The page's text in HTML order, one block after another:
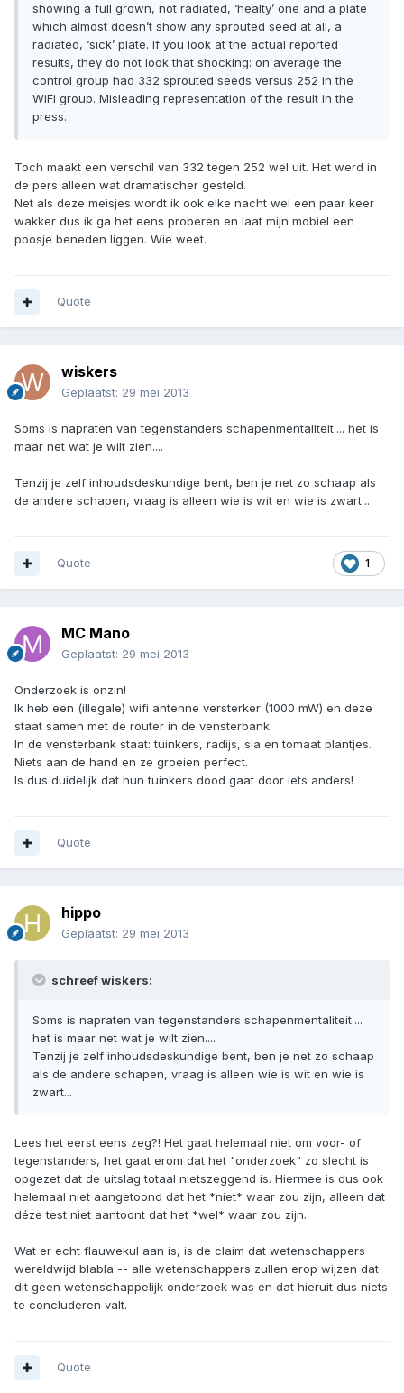
showing a full grown, not radiated, ‘healty’ one and a plate
which almost doesn’t show any sprouted seed at all, a
radiated, ‘sick’ plate. If you look at the actual reported
results, they do not look that shocking: on average the
control group had 332 sprouted seeds versus 252 in the
WiFi group. Misleading representation of the result in the
press.
Toch maakt een verschil van 332 tegen 252 wel uit. Het werd in
de pers alleen wat dramatischer gesteld.
Net als deze meisjes wordt ik ook elke nacht wel een paar keer
wakker dus ik ga het eens proberen en laat mijn mobiel een
poosje beneden liggen. Wie weet.
Quote
wiskers
Geplaatst: 29 mei 2013
Soms is napraten van tegenstanders schapenmentaliteit.... het is
maar net wat je wilt zien....
Tenzij je zelf inhoudsdeskundige bent, ben je net zo schaap als
de andere schapen, vraag is alleen wie is wit en wie is zwart...
1
Quote
MC Mano
Geplaatst: 29 mei 2013
Onderzoek is onzin!
Ik heb een (illegale) wifi antenne versterker (1000 mW) en deze
staat samen met de router in de vensterbank.
In de vensterbank staat: tuinkers, radijs, sla en tomaat plantjes.
Niets aan de hand en ze groeien perfect.
Is dus duidelijk dat hun tuinkers dood gaat door iets anders!
Quote
hippo
Geplaatst: 29 mei 2013
schreef wiskers:
Soms is napraten van tegenstanders schapenmentaliteit....
het is maar net wat je wilt zien....
Tenzij je zelf inhoudsdeskundige bent, ben je net zo schaap
als de andere schapen, vraag is alleen wie is wit en wie is
zwart...
Lees het eerst eens zeg?! Het gaat helemaal niet om voor- of
tegenstanders, het gaat erom dat het "onderzoek" zo slecht is
opgezet dat de uitslag totaal nietszeggend is. Hiermee is dus ook
helemaal niet aangetoond dat het *niet* waar zou zijn, alleen dat
déze test niet aantoont dat het *wel* waar zou zijn.
Wat er echt flauwekul aan is, is de claim dat wetenschappers
wereldwijd blabla -- alle wetenschappers zullen erop wijzen dat
dit geen wetenschappelijk onderzoek was en dat hieruit dus niets
te concluderen valt.
Quote